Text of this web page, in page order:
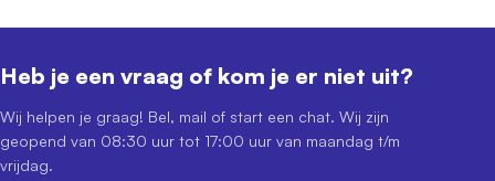
Heb je een vraag of kom je er niet uit?
Wij helpen je graag! Bel, mail of start een chat. Wij zijn
geopend van 08:30 uur tot 17:00 uur van maandag t/m
vrijdag.